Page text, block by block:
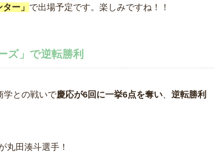
ー」 で出場予定です。楽しみですね！！
ズ」で逆転勝利
学との戦いで慶応が6回に一挙6点を奪い、 逆転勝利
丸田湊斗選手！